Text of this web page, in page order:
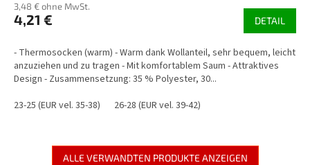
3,48 € ohne MwSt.
4,21 € DETAIL
- Thermosocken (warm) - Warm dank Wollanteil, sehr bequem, leicht
anzuziehen und zu tragen - Mit komfortablem Saum - Attraktives
Design - Zusammensetzung: 35 % Polyester, 30...
23-25 (EUR vel. 35-38)
26-28 (EUR vel. 39-42)
ALLE VERWANDTEN PRODUKTE ANZEIGEN